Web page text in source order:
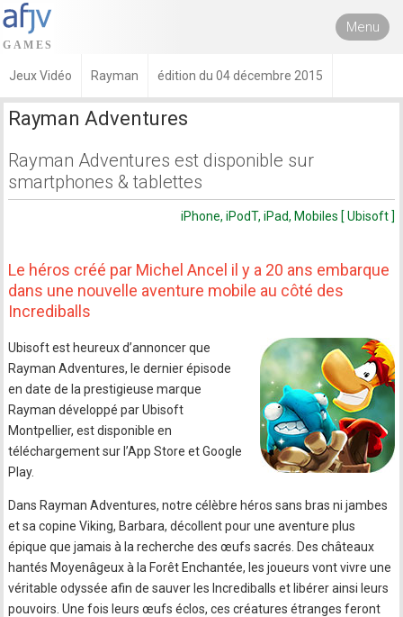
Menu
Jeux Vidéo Rayman édition du 04 décembre 2015
Rayman Adventures
Rayman Adventures est disponible sur
smartphones & tablettes
iPhone, iPodT, iPad, Mobiles [ Ubisoft ]
Le héros créé par Michel Ancel il y a 20 ans embarque
dans une nouvelle aventure mobile au côté des
Incrediballs
Ubisoft est heureux d’annoncer que
Rayman Adventures, le dernier épisode
en date de la prestigieuse marque
Rayman développé par Ubisoft
Montpellier, est disponible en
téléchargement sur l’App Store et Google
Play.
Dans Rayman Adventures, notre célèbre héros sans bras ni jambes
et sa copine Viking, Barbara, décollent pour une aventure plus
épique que jamais à la recherche des œufs sacrés. Des châteaux
hantés Moyenâgeux à la Forêt Enchantée, les joueurs vont vivre une
véritable odyssée afin de sauver les Incrediballs et libérer ainsi leurs
pouvoirs. Une fois leurs œufs éclos, ces créatures étranges feront